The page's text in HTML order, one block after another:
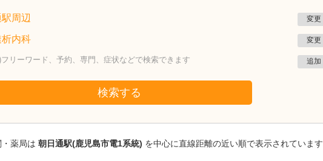
周辺 変更
析内科 変更
フリーワード、予約、専門、症状などで検索できます 追加
検索する
薬局は 朝日通駅(鹿児島市電1系統) を中心に直線距離の近い順で表示されています
東京都新宿区
Smile中井小児科・アレルギー科